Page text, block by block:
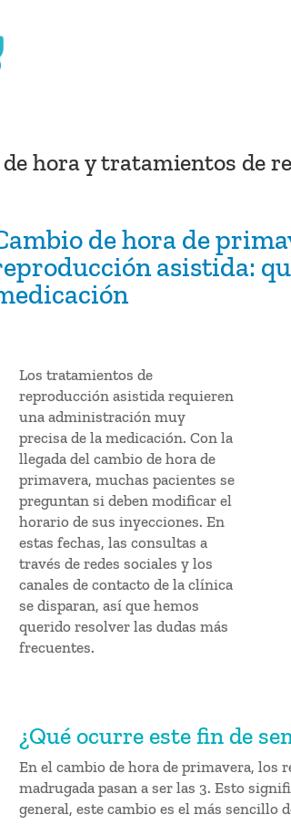
hora y tratamientos de
de hora de
asistida:
Los tratamientos de
reproducción asistida requieren
una administración muy
precisa de la medicación. Con la
llegada del cambio de hora de
primavera, muchas pacientes se
preguntan si deben modificar el
horario de sus inyecciones. En
estas fechas, las consultas a
través de redes sociales y los
canales de contacto de la clínica
se disparan, así que hemos
querido resolver las dudas más
frecuentes.
¿Qué ocurre este fin de
En el cambio de hora de primavera, los
madrugada pasan a ser las 3. Esto
general, este cambio es el más sencillo